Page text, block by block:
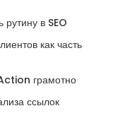
рутину в SEO
как часть
грамотно
ссылок